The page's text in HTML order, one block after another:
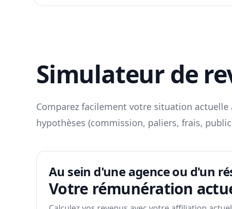
Simulateur de
Comparez facilement votre situation
hypothèses (commission, paliers, frais,
Au sein d'une agence ou d'un
Votre rémunération